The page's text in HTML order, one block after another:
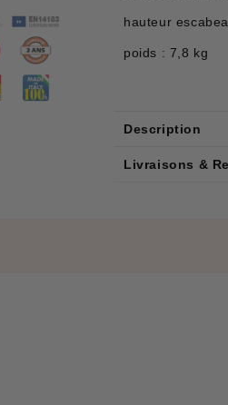
hauteur
poids : 7,8 kg
Description
Livraisons &